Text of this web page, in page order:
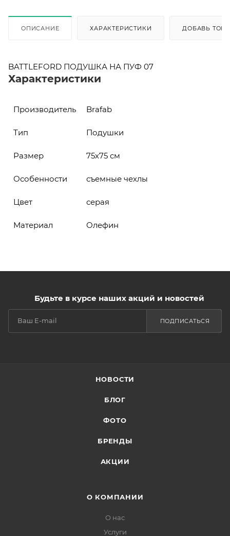
ОПИСАНИЕ ХАРАКТЕРИСТИКИ ДОБАВЬ
BATTLEFORD ПОДУШКА НА ПУФ 07
Характеристики
Производитель Brafab
Тип Подушки
Размер 75х75 см
Особенности съемные чехлы
Цвет серая
Материал Олефин
Будьте в курсе наших акций и новостей
ПОДПИСАТЬСЯ
НОВОСТИ
БЛОГ
ФОТО
БРЕНДЫ
АКЦИИ
О КОМПАНИИ
О нас
Услуги